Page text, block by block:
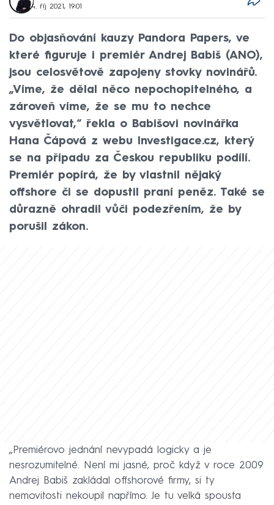
4. říj 2021, 19:01
Do objasňování kauzy Pandora Papers, ve
které figuruje i premiér Andrej Babiš (ANO),
jsou celosvětově zapojeny stovky novinářů.
„Víme, že dělal něco nepochopitelného, a
zároveň víme, že se mu to nechce
vysvětlovat,“ řekla o Babišovi novinářka
Hana Čápová z webu Investigace.cz, který
se na případu za Českou republiku podílí.
Premiér popírá, že by vlastnil nějaký
offshore či se dopustil praní peněz. Také se
důrazně ohradil vůči podezřením, že by
porušil zákon.
„Premiérovo jednání nevypadá logicky a je
nesrozumitelné. Není mi jasné, proč když v roce 2009
Andrej Babiš zakládal offshorové firmy, si ty
nemovitosti nekoupil napřímo. Je tu velká spousta